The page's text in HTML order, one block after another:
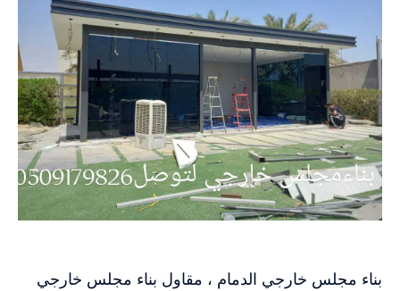
بناء مجلس خارجي الدمام ، مقاول بناء مجلس خارجي